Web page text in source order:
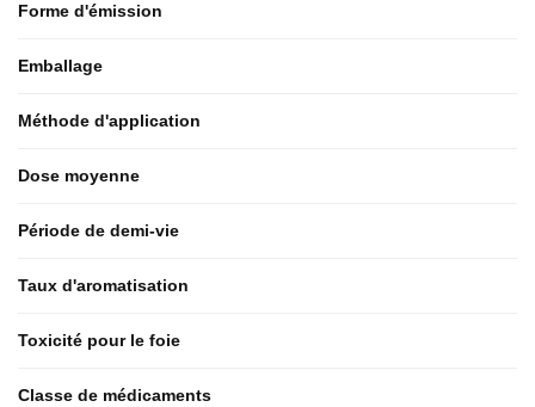
Forme d'émission
Emballage
Méthode d'application
Dose moyenne
Période de demi-vie
Taux d'aromatisation
Toxicité pour le foie
Classe de médicaments